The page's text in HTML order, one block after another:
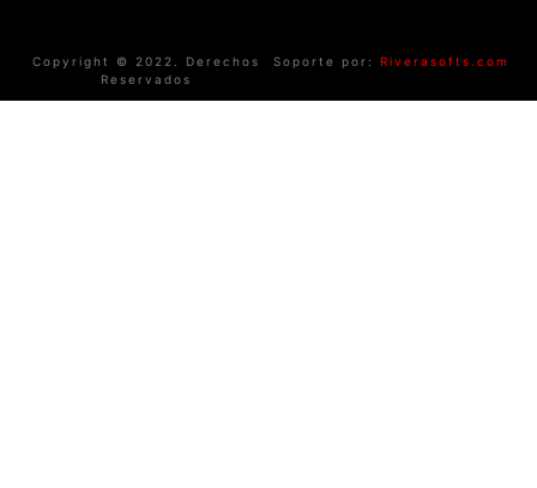
Copyright © 2022. Derechos
Reservados
Soporte por: Riverasofts.com